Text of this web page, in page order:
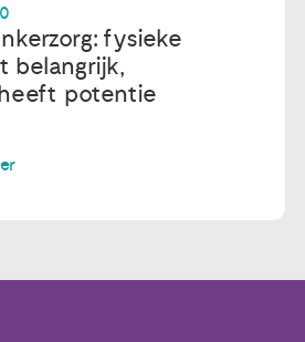
fysieke
belangrijk,
potentie